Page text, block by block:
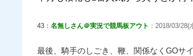
43： 名無しさん＠実況で競馬板アウト ：2018/03/
最後、騎手のしごき、鞭、関係なくGOサ